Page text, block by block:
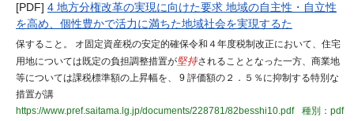
[PDF] 4 地方分権改革の実現に向けた要求 地域の自主性・自立性
を高め、個性豊かで活力に満ちた地域社会を実現するた
保すること。 オ固定資産税の安定的確保令和４年度税制改正において、住宅
用地については既定の負担調整措置が堅持されることとなった一方、商業地
等については課税標準額の上昇幅を、 9 評価額の２．５％に抑制する特別な
措置が講
https://www.pref.saitama.lg.jp/documents/228781/82besshi10.pdf
種別：pdf